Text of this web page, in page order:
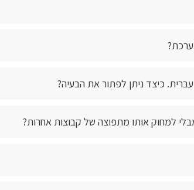
כיצד ניתן לפתור את הבעיה?
למחוק אותו מתפוצה של קבוצות אחרות?